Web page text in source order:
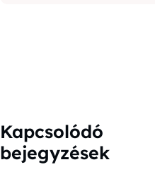
Kapcsolódó
bejegyzések